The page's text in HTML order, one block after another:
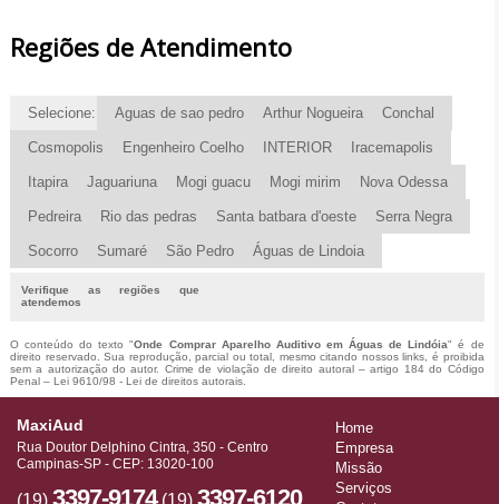
Regiões de Atendimento
Selecione: Aguas de sao pedro Arthur Nogueira Conchal
Cosmopolis Engenheiro Coelho INTERIOR Iracemapolis
Itapira Jaguariuna Mogi guacu Mogi mirim Nova Odessa
Pedreira Rio das pedras Santa batbara d'oeste Serra Negra
Socorro Sumaré São Pedro Águas de Lindoia
Verifique as regiões que
atendemos
O conteúdo do texto "Onde Comprar Aparelho Auditivo em Águas de Lindóia" é de
direito reservado. Sua reprodução, parcial ou total, mesmo citando nossos links, é proibida
sem a autorização do autor. Crime de violação de direito autoral – artigo 184 do Código
Penal – Lei 9610/98 - Lei de direitos autorais.
MaxiAud
Rua Doutor Delphino Cintra, 350 - Centro
Campinas-SP - CEP: 13020-100
(19) 3397-9174(19) 3397-6120
Home
Empresa
Missão
Serviços